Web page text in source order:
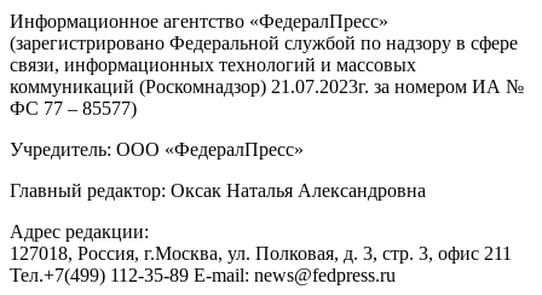
Информационное агентство «ФедералПресс»
(зарегистрировано Федеральной службой по надзору в сфере
связи, информационных технологий и массовых
коммуникаций (Роскомнадзор) 21.07.2023г. за номером ИА №
ФС 77 – 85577)
Учредитель: ООО «ФедералПресс»
Главный редактор: Оксак Наталья Александровна
Адрес редакции:
127018, Россия, г.Москва, ул. Полковая, д. 3, стр. 3, офис 211
Тел.+7(499) 112-35-89 E-mail: news@fedpress.ru